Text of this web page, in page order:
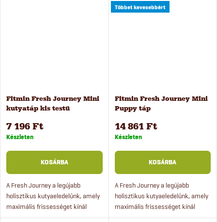
kiemelkedő minőséget biztosít.
Fitmin Fresh Journey Mini
kutyatáp kis testű
7 196 Ft
Készleten
KOSÁRBA
A Fresh Journey a legújabb
holisztikus kutyaeledelünk, amely
maximális frissességet kínál
(akár 80%-kal frissebb, mint a
Többet kevesebbért
Fitmin Fresh Journey Mini
Puppy táp
14 861 Ft
Készleten
KOSÁRBA
A Fresh Journey a legújabb
holisztikus kutyaeledelünk, amely
maximális frissességet kínál
(akár 80%-kal frissebb, mint a